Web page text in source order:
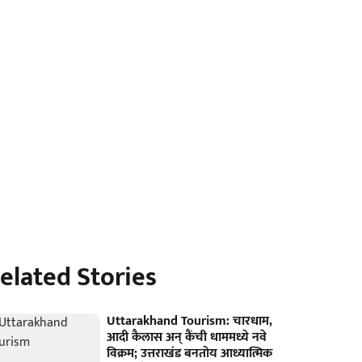
Stories
Uttarakhand Tourism: चारधाम,
आदी कैलास अन् कैंची धाममध्ये नवे
विक्रम; उत्तराखंड बनतोय आध्यात्मिक